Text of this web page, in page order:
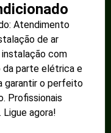
Atendimento
de ar
instalação com
da parte elétrica e
garantir o perfeito
Profissionais
agora!